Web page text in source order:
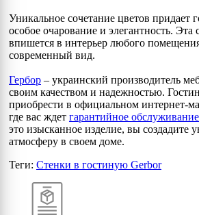
Уникальное сочетание цветов придает
особое очарование и элегантность. Эта
впишется в интерьер любого
современный вид.
Гербор – украинский производитель
своим качеством и надежностью.
приобрести в официальном интернет-
где вас ждет гарантийное обслуживание
это изысканное изделие, вы
атмосферу в своем доме.
Теги: Стенки в гостиную Gerbor